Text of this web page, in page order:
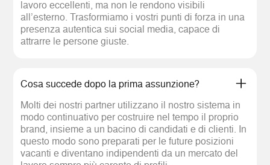
lavoro eccellenti, ma non le rendono visibili
all’esterno. Trasformiamo i vostri punti di forza in una
presenza autentica sui social media, capace di
attrarre le persone giuste.
Cosa succede dopo la prima assunzione?
Molti dei nostri partner utilizzano il nostro sistema in
modo continuativo per costruire nel tempo il proprio
brand, insieme a un bacino di candidati e di clienti. In
questo modo sono preparati per le future posizioni
vacanti e diventano indipendenti da un mercato del